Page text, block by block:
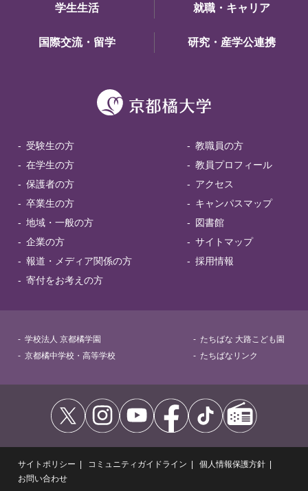
学生生活 就職・キャリア
国際交流・留学 研究・産学公連携
受験生の方
在学生の方
保護者の方
卒業生の方
地域・一般の方
企業の方
報道・メディア関係の方
寄付をお考えの方
教職員の方
教員プロフィール
アクセス
キャンパスマップ
図書館
サイトマップ
採用情報
学校法人 京都橘学園
京都橘中学校・高等学校
たちばな 大路こども園
たちばなリンク
サイトポリシー コミュニティガイドライン
個人情報保護方針
お問い合わせ